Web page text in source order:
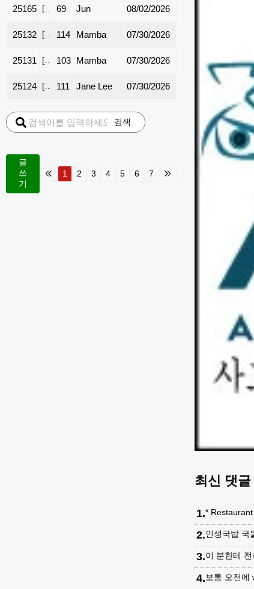
25165 렌트] 카터스빌 조용한 단지 룸메이트 구합니다
69 Jun 08/02/2026
25132 룸메이트] 마리에타(Marietta) Master Bedroom 렌트/
114 Mamba 07/30/2026
25131 룸메이트] 마리에타(Marietta) Room 렌트/룸메 | $670/
103 Mamba 07/30/2026
25124 렌트] 스와니 근접, 3 yr 새집같은 타운하우스
111 Jane Lee 07/30/2026
검색
글
쓰
기
1 2 3 4 5 6 7
최신 댓글
1.*
2.인생국밥 국
3.이 분한테
4.보통 오전에